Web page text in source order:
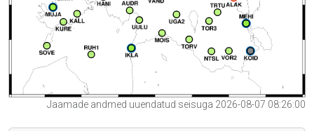
Jaamade andmed uuendatud seisuga 2026-08-07 08:26:00